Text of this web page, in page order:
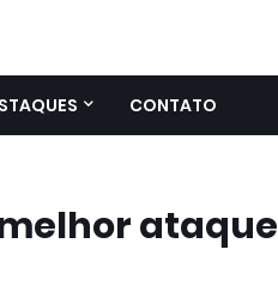
CONTATO
ataque